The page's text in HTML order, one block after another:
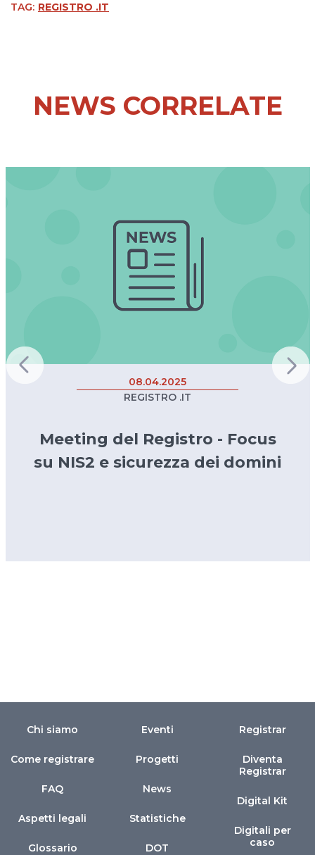
TAG: REGISTRO .IT
NEWS CORRELATE
08.04.2025
REGISTRO .IT
Meeting del Registro - Focus
su NIS2 e sicurezza dei domini
Chi siamo
Come registrare
FAQ
Aspetti legali
Glossario
Eventi
Progetti
News
Statistiche
DOT
Registrar
Diventa
Registrar
Digital Kit
Digitali per
caso